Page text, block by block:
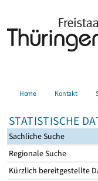
Home Kontakt
STATISTISCHE
Sachliche Suche
Regionale Suche
Kürzlich bereitgestellte